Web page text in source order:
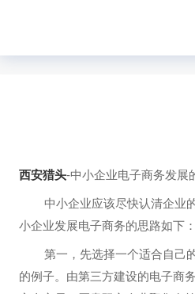
西安猎头-中小企业电子商务发展
中小企业应该尽快认清企业
小企业发展电子商务的思路如下：
第一，先选择一个适合自己
的例子。由第三方建设的电子商